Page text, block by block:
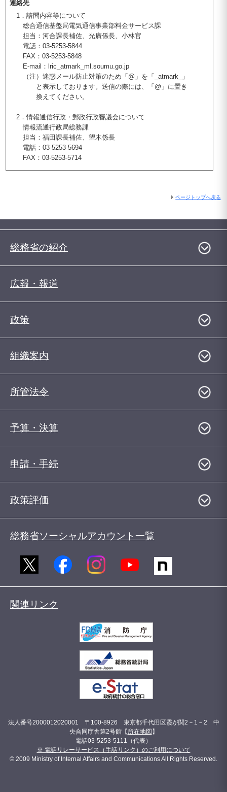
連絡先
1．諮問内容等について
総合通信基盤局電気通信事業部料金サービス課
担当：河合課長補佐、光廣係長、小林官
電話：03-5253-5844
FAX：03-5253-5848
E-mail：lric_atmark_ml.soumu.go.jp
（注）迷惑メール防止対策のため「@」を「_atmark_」
と表示しております。送信の際には、「@」に置き
換えてください。
2．情報通信行政・郵政行政審議会について
情報流通行政局総務課
担当：福田課長補佐、望木係長
電話：03-5253-5694
FAX：03-5253-5714
ページトップへ戻る
総務省の紹介
広報・報道
政策
組織案内
所管法令
予算・決算
申請・手続
政策評価
総務省ソーシャルアカウント一覧
関連リンク
法人番号2000012020001 〒100-8926 東京都千代田区霞が関2－1－2 中
央合同庁舎第2号館【 所在地図 】
電話03-5253-5111（代表）
※ 電話リレーサービス（手話リンク）のご利用について
© 2009 Ministry of Internal Affairs and Communications All Rights Reserved.